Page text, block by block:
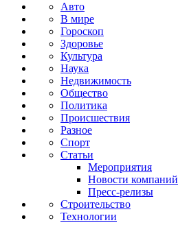
Авто
В мире
Гороскоп
Здоровье
Культура
Наука
Недвижимость
Общество
Политика
Происшествия
Разное
Спорт
Статьи
Мероприятия
Новости компаний
Пресс-релизы
Строительство
Технологии